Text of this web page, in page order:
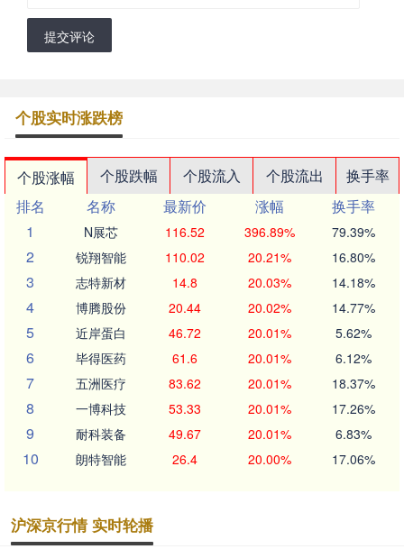
提交评论
个股实时涨跌榜
个股涨幅 个股跌幅 个股流入 个股流出
换手率
排名
名称 最新价 涨幅
换手率
1
N展芯 116.52 396.89% 79.39%
2 锐翔智能 110.02 20.21% 16.80%
3 志特新材 14.8 20.03% 14.18%
4 博腾股份 20.44 20.02% 14.77%
5 近岸蛋白 46.72 20.01% 5.62%
6 毕得医药 61.6 20.01% 6.12%
7 五洲医疗 83.62 20.01% 18.37%
8 一博科技 53.33 20.01% 17.26%
9 耐科装备 49.67 20.01% 6.83%
10 朗特智能 26.4 20.00% 17.06%
沪深京行情 实时轮播